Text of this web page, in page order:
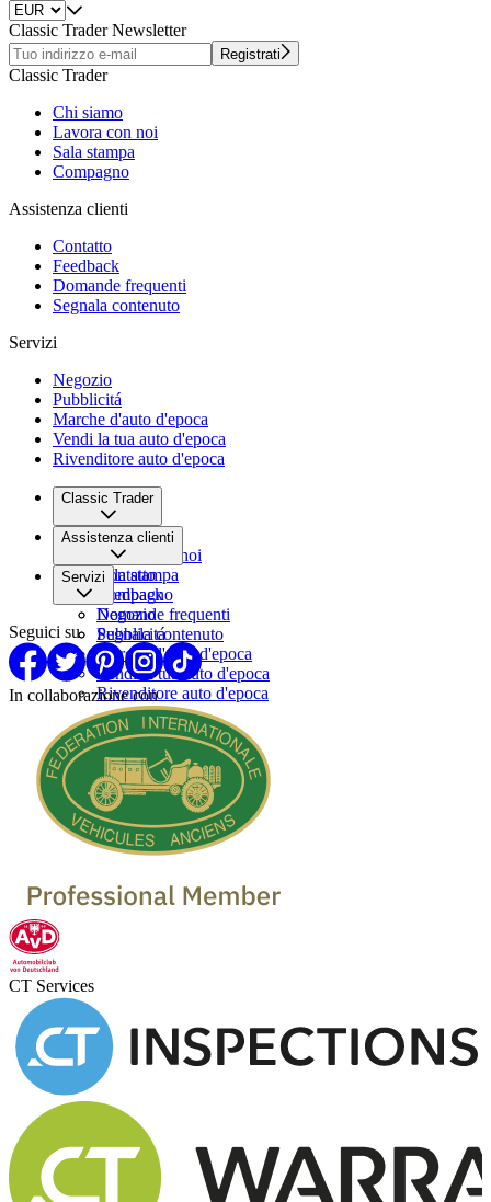
Classic Trader Newsletter
Registrati
Classic Trader
Chi siamo
Lavora con noi
Sala stampa
Compagno
Assistenza clienti
Contatto
Feedback
Domande frequenti
Segnala contenuto
Servizi
Negozio
Pubblicitá
Marche d'auto d'epoca
Vendi la tua auto d'epoca
Rivenditore auto d'epoca
Classic Trader
Chi siamo
Lavora con noi
Sala stampa
Compagno
Assistenza clienti
Contatto
Feedback
Domande frequenti
Segnala contenuto
Servizi
Negozio
Pubblicitá
Marche d'auto d'epoca
Vendi la tua auto d'epoca
Rivenditore auto d'epoca
Seguici su
In collaborazione con
CT Services